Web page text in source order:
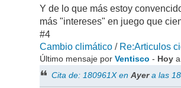
Y de lo que más estoy
más "intereses" en juego que
#4
Cambio climático / Re:Articulos
Último mensaje porVentisco - Hoy
Cita de: 180961X en Ayera las